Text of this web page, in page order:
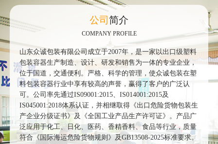
公司 简介
COMPANY PROFILE
山东众诚包装有限公司成立于2007年，是一家以出口级塑料
包装容器生产制造、设计、研发和销售为一体的专业企业，
位于国道，交通便利。严格、科学的管理，使众诚包装在塑
料包装容器行业中享有较高的声誉，赢得了客户的广泛认
可。公司率先通过IS09001:2015、IS014001:2015及
IS045001:2018体系认证，并相继取得《出口危险货物包装生
产企业分级证书》及《全国工业产品生产许可证》。产品广
泛应用于化工、日化、医药、香精香料、食品等行业，质量
符合《国际海运危险货物规则》及GB13508-2025标准要求。